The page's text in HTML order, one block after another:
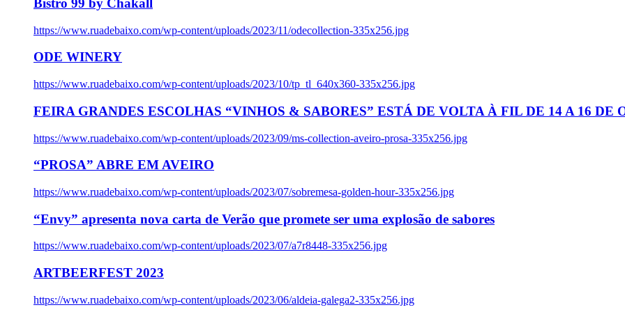
Bistro 99 by Chakall
https://www.ruadebaixo.com/wp-content/uploads/2023/11/odecollection-335x256.jpg
ODE WINERY
https://www.ruadebaixo.com/wp-content/uploads/2023/10/tp_tl_640x360-335x256.jpg
FEIRA GRANDES ESCOLHAS “VINHOS & SABORES” ESTÁ DE VOLTA À FIL DE 14 A 16 DE
https://www.ruadebaixo.com/wp-content/uploads/2023/09/ms-collection-aveiro-prosa-335x256.jpg
“PROSA” ABRE EM AVEIRO
https://www.ruadebaixo.com/wp-content/uploads/2023/07/sobremesa-golden-hour-335x256.jpg
“Envy” apresenta nova carta de Verão que promete ser uma explosão de sabores
https://www.ruadebaixo.com/wp-content/uploads/2023/07/a7r8448-335x256.jpg
ARTBEERFEST 2023
https://www.ruadebaixo.com/wp-content/uploads/2023/06/aldeia-galega2-335x256.jpg